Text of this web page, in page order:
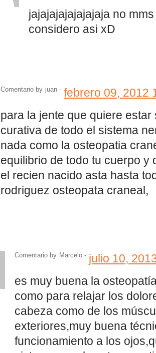
jajajajajajajajaja no
considero asi xD
Comentario by juan - febrero 09, 2012
para la jente que quiere
curativa de todo el sistema
nada como la osteopatia
equilibrio de todo tu cuerpo y
el recien nacido asta hasta
rodriguez osteopata craneal,
Comentario by Marcelo - julio 10,
es muy buena la
como para relajar los
cabeza como de los
exteriores,muy buena
funcionamiento a los